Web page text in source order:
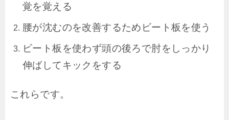
覚を覚える
腰が沈むのを改善するためビート板を使う
ビート板を使わず頭の後ろで肘をしっかり
伸ばしてキックをする
これらです。